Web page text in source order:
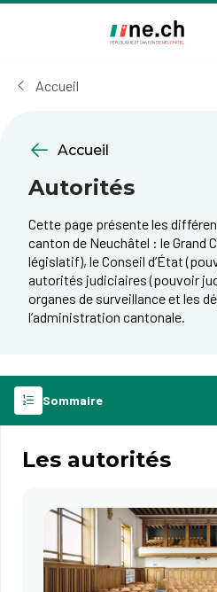
cookies
Accueil
Accueil
Autorités
Cette page présente les
canton de Neuchâtel : le Grand
législatif), le Conseil d’État
autorités judiciaires (pouvoir
organes de surveillance et les
l’administration cantonale.
Sommaire
Les autorités